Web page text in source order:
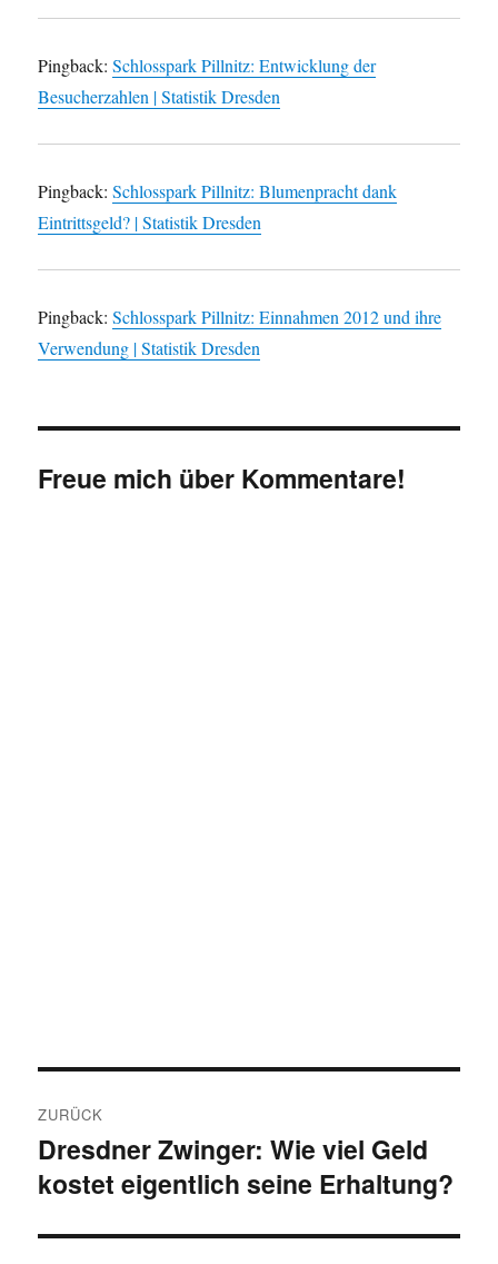
Pingback:Schlosspark Pillnitz: Entwicklung der
Besucherzahlen | Statistik Dresden
Pingback:Schlosspark Pillnitz: Blumenpracht dank
Eintrittsgeld? | Statistik Dresden
Pingback:Schlosspark Pillnitz: Einnahmen 2012 und ihre
Verwendung | Statistik Dresden
Freue mich über Kommentare!
ZURÜCK
Vorheriger
Beitrag:
Dresdner Zwinger: Wie viel Geld
kostet eigentlich seine Erhaltung?